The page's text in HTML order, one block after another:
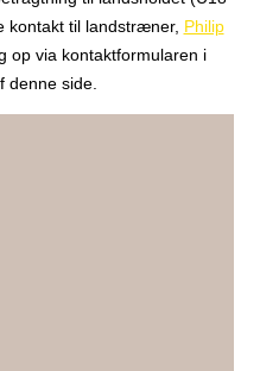
kontakt til landstræner, Philip
op via kontaktformularen i
denne side.